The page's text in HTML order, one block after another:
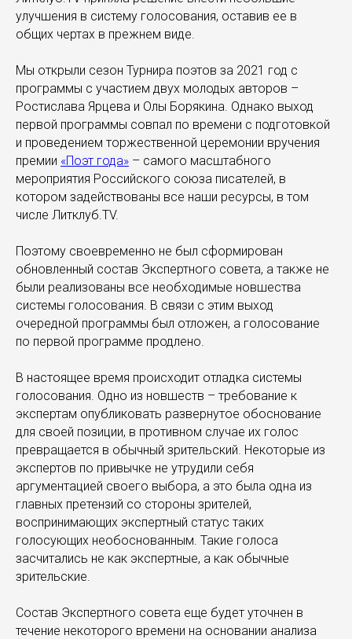
улучшения в систему голосования, оставив ее в
общих чертах в прежнем виде.
Мы открыли сезон Турнира поэтов за 2021 год с
программы с участием двух молодых авторов –
Ростислава Ярцева и Олы Борякина. Однако выход
первой программы совпал по времени с подготовкой
и проведением торжественной церемонии вручения
премии «Поэт года» – самого масштабного
мероприятия Российского союза писателей, в
котором задействованы все наши ресурсы, в том
числе Литклуб.TV.
Поэтому своевременно не был сформирован
обновленный состав Экспертного совета, а также не
были реализованы все необходимые новшества
системы голосования. В связи с этим выход
очередной программы был отложен, а голосование
по первой программе продлено.
В настоящее время происходит отладка системы
голосования. Одно из новшеств – требование к
экспертам опубликовать развернутое обоснование
для своей позиции, в противном случае их голос
превращается в обычный зрительский. Некоторые из
экспертов по привычке не утрудили себя
аргументацией своего выбора, а это была одна из
главных претензий со стороны зрителей,
воспринимающих экспертный статус таких
голосующих необоснованным. Такие голоса
засчитались не как экспертные, а как обычные
зрительские.
Состав Экспертного совета еще будет уточнен в
течение некоторого времени на основании анализа